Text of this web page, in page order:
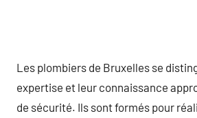
Les plombiers de Bruxelles se
expertise et leur connaissance
de sécurité. Ils sont formés pour